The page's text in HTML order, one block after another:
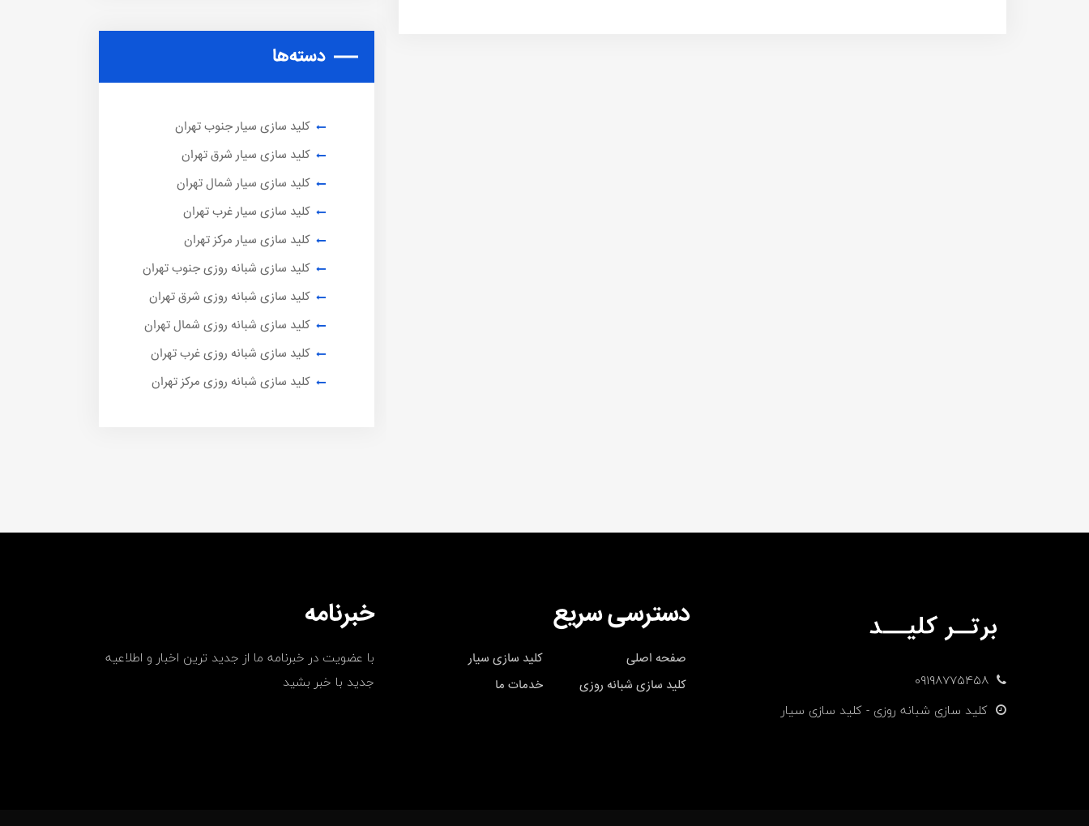
دسته‌ها
کلید سازی سیار جنوب تهران
کلید سازی سیار شرق تهران
کلید سازی سیار شمال تهران
کلید سازی سیار غرب تهران
کلید سازی سیار مرکز تهران
کلید سازی شبانه روزی جنوب تهران
کلید سازی شبانه روزی شرق تهران
کلید سازی شبانه روزی شمال تهران
کلید سازی شبانه روزی غرب تهران
کلید سازی شبانه روزی مرکز تهران
09198775458
کلید سازی شبانه روزی - کلید سازی سیار
دسترسی سریع
صفحه اصلی
کلید سازی سیار
کلید سازی شبانه روزی
خدمات ما
خبرنامه
با عضویت در خبرنامه ما از جدید ترین اخبار و اطلاعیه
جدید با خبر بشید